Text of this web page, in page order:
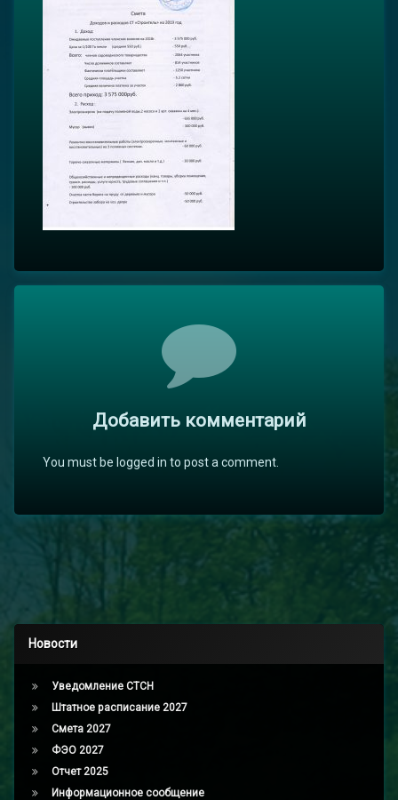
Добавить комментарий
You must be logged in to post a comment.
Новости
Уведомление СТСН
Штатное расписание 2027
Смета 2027
ФЭО 2027
Отчет 2025
Информационное сообщение